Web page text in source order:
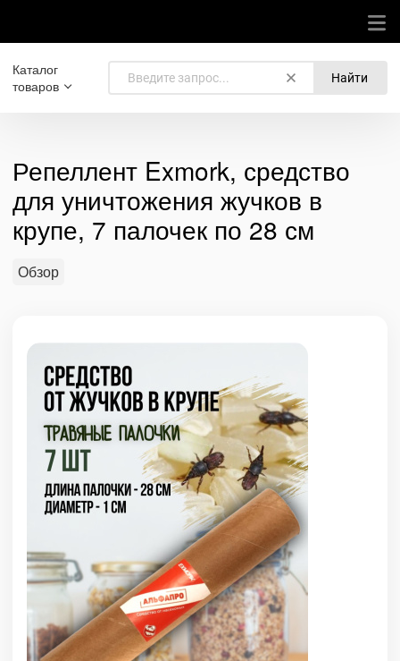
Каталог
товаров
Найти
Репеллент Exmork, средство
для уничтожения жучков в
крупе, 7 палочек по 28 см
Обзор